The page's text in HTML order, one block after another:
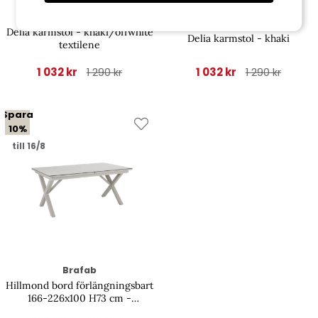
Delia karmstol - khaki/offwhite
textilene
1 032 kr 1 290 kr
Delia karmstol - khaki
1 032 kr 1 290 kr
Spara
10%
till 16/8
Brafab
Hillmond bord förlängningsbart
166-226x100 H73 cm -